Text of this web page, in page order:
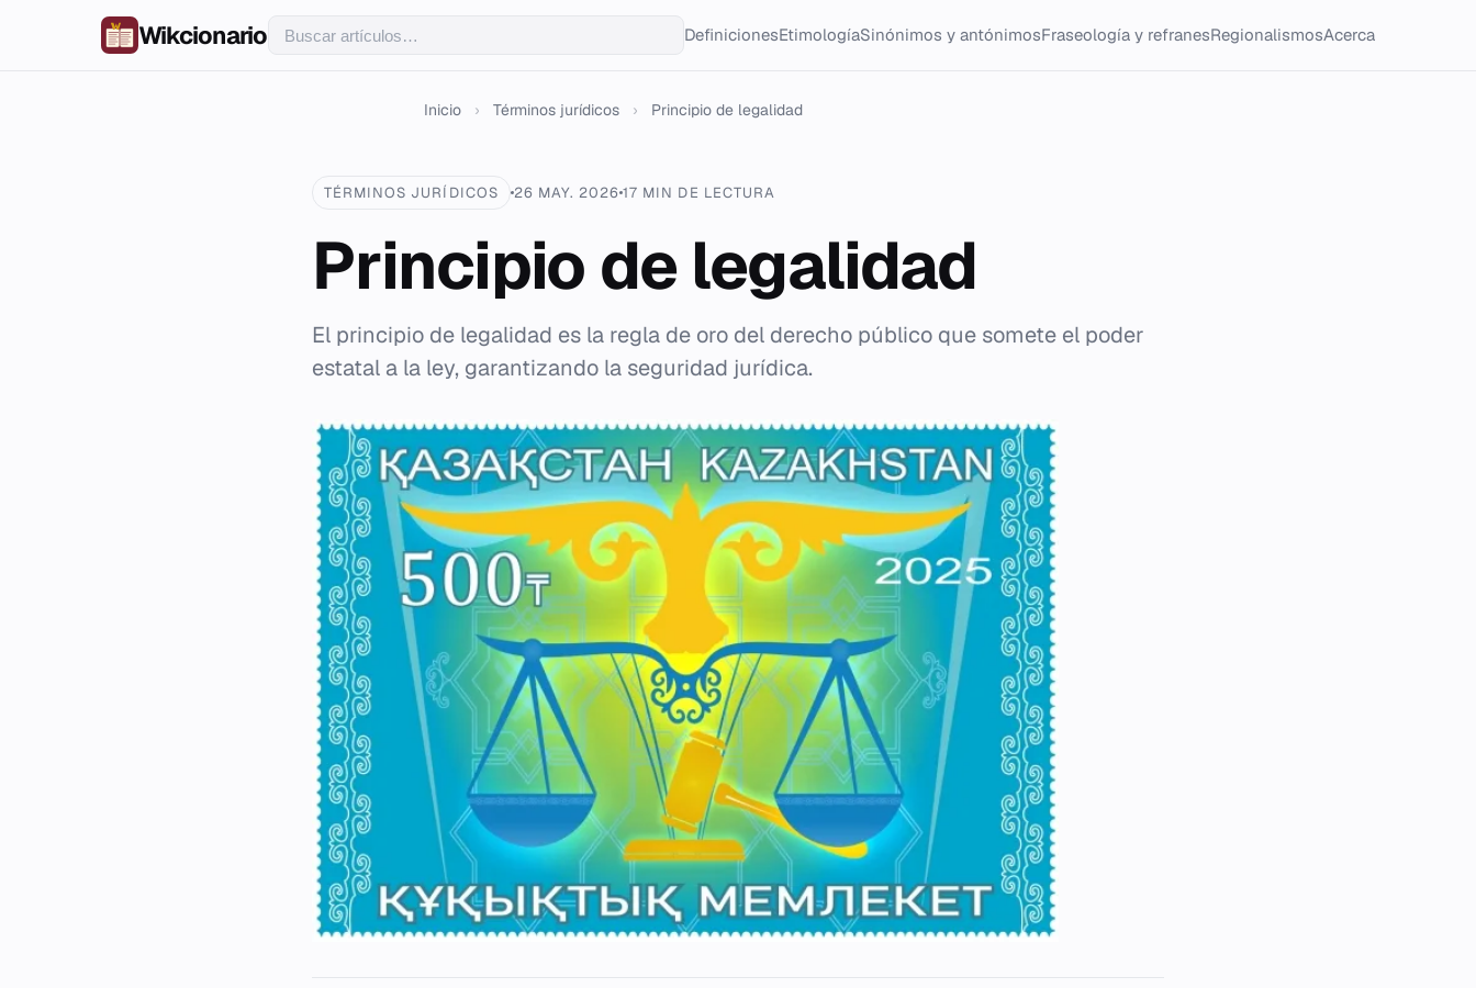
Wikcionario DefinicionesEtimologíaSinónimos y antónimosFraseología y refranesRegionalismosAcerca
Inicio › Términos jurídicos › Principio de legalidad
TÉRMINOS JURÍDICOS 26 MAY. 202617 MIN DE LECTURA
Principio de legalidad
El principio de legalidad es la regla de oro del derecho público que somete el poder
estatal a la ley, garantizando la seguridad jurídica.